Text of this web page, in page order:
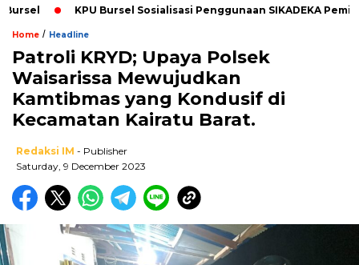
KPU Bursel Sosialisasi Penggunaan SIKADEKA Pemilu
Home / Headline
Patroli KRYD; Upaya Polsek
Waisarissa Mewujudkan
Kamtibmas yang Kondusif di
Kecamatan Kairatu Barat.
Redaksi IM - Publisher
Saturday, 9 December 2023